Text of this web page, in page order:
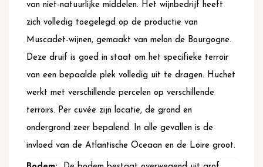
van niet-natuurlijke middelen. Het wijnbedrijf heeft
zich volledig toegelegd op de productie van
Muscadet-wijnen, gemaakt van melon de Bourgogne.
Deze druif is goed in staat om het specifieke terroir
van een bepaalde plek volledig uit te dragen. Huchet
werkt met verschillende percelen op verschillende
terroirs. Per cuvée zijn locatie, de grond en
ondergrond zeer bepalend. In alle gevallen is de
invloed van de Atlantische Oceaan en de Loire groot.